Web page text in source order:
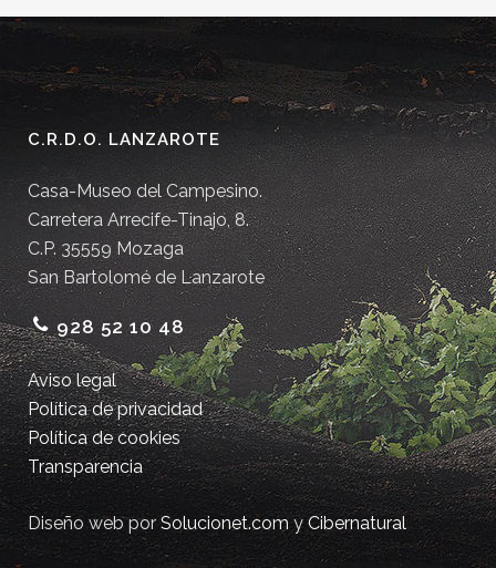
C.R.D.O. LANZAROTE
Casa-Museo del Campesino.
Carretera Arrecife-Tinajo, 8.
C.P. 35559 Mozaga
San Bartolomé de Lanzarote
928 52 10 48
Aviso legal
Política de privacidad
Política de cookies
Transparencia
Diseño web porSolucionet.comyCibernatural